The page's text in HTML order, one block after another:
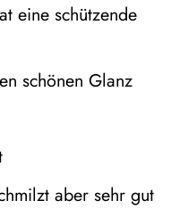
eine schützende
schönen Glanz
aber sehr gut